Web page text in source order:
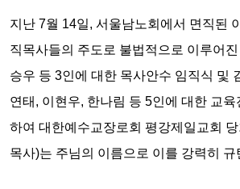
지난 7월 14일, 서울남노회에서 면직된
직목사들의 주도로 불법적으로 이루어
승우 등 3인에 대한 목사안수 임직식 및
연태, 이현우, 한나림 등 5인에 대한 교육
하여 대한예수교장로회 평강제일교회
목사)는 주님의 이름으로 이를 강력히 규